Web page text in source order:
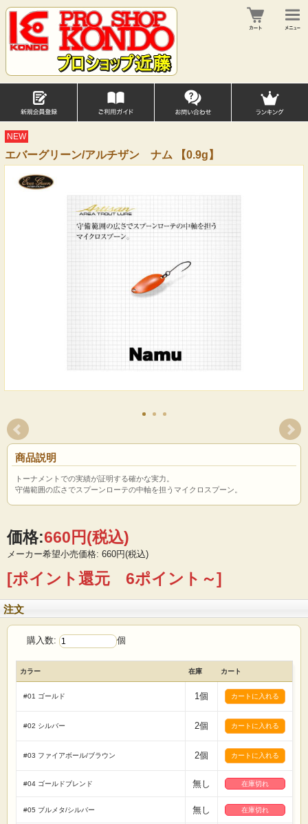
NEW
エバーグリーン/アルチザン ナム 【0.9g】
商品説明
トーナメントでの実績が証明する確かな実力。
守備範囲の広さでスプーンローテの中軸を担うマイクロスプーン。
価格:660円(税込)
メーカー希望小売価格: 660円(税込)
[ポイント還元 6ポイント～]
注文
購入数: 個
カラー 在庫 カート
#01 ゴールド 1個
#02 シルバー 2個
#03 ファイアボール/ブラウン 2個
#04 ゴールドブレンド 無し 在庫切れ
#05 ブルメタ/シルバー 無し 在庫切れ